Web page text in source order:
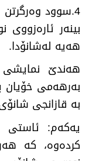
4.سوود وەرگرتن
بینەر ئارەزووی
هەیە لەشانۆدا.
هەندێ‌ نمایشی
بەرهەمی خۆیان
بە قازانجی
یەكەم: ئاستی
كردەوە، كە